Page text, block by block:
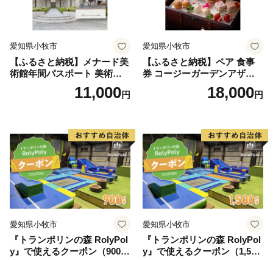
愛知県小牧市
【ふるさと納税】メナード美
術館年間パスポート 美術館
11,000円
愛知県小牧市
【ふるさと納税】ペア 食事
券 コージーガーデンアザレ
ア アフタヌーン宝石箱 ホテ
ル特製 デザート 6種類 サン
ティー チケット 券 2名様分
お祝 誕生日 記念日 名鉄小牧
ホテル 愛知県 小牧市 送料無
料
18,000円
愛知県小牧市
『トランポリンの森 RolyPol
y』で使えるクーポン（900
愛知県小牧市
『トランポリンの森 RolyPol
y』で使えるクーポン（1,500